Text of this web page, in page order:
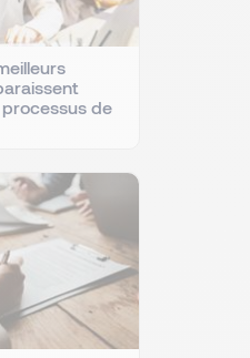
de